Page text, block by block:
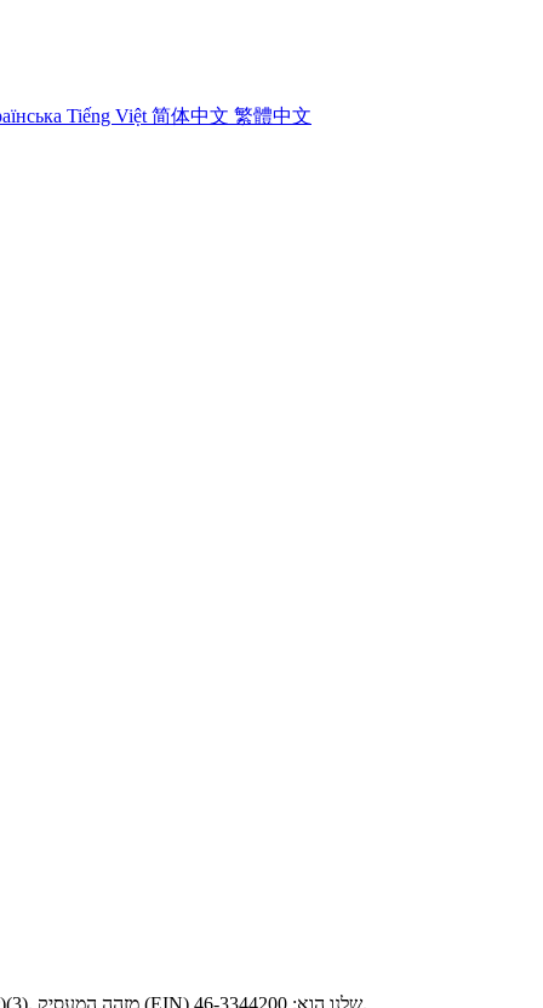
Tiếng Việt 简体中文 繁體中文
הקבלה על התרומה נשלחה לכתובת שציינת. Internet Security Research Group is היא ארגון לתועלת הציבור שאינו למטרות רווח בכפוף לסעיף ‎501(c)(3)‎. מזהה המעסיק (EIN) שלנו הוא: 46-3344200.